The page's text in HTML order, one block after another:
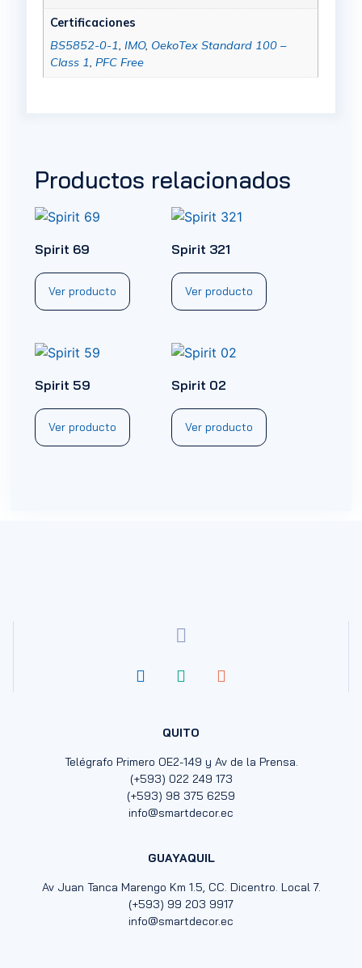
Certificaciones
BS5852-0-1, IMO, OekoTex Standard 100 –
Class 1, PFC Free
Productos relacionados
Spirit 69
Ver producto
Spirit 321
Ver producto
Spirit 59
Ver producto
Spirit 02
Ver producto
QUITO
Telégrafo Primero OE2-149 y Av de la Prensa.
(+593) 022 249 173
(+593) 98 375 6259
info@smartdecor.ec
GUAYAQUIL
Av Juan Tanca Marengo Km 1.5, CC. Dicentro. Local 7.
(+593) 99 203 9917
info@smartdecor.ec